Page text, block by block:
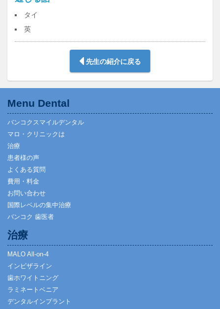
タイ
英
先生の紹介に戻る
Menu Dental
バンコクスマイルデンタル
マロ・クリニックは
治療
患者様の声
よくある質問
費用・料金
お問い合わせ
国際レベルの集中治療
バンコク 歯医者
治療
MALO All-on-4
インビザライン
歯ホワイトニング
ラミネートベニア
デンタルインプラント